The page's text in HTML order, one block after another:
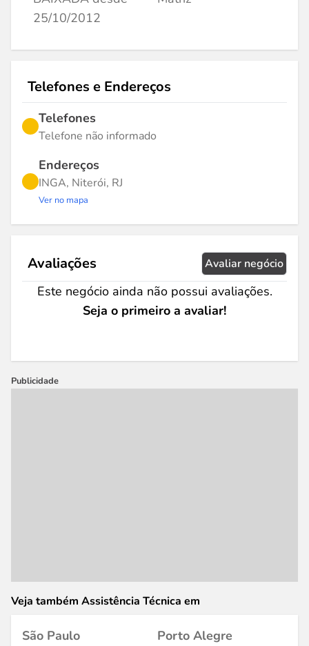
25/10/2012
Telefones e Endereços
Telefones
Telefone não informado
Endereços
INGA, Niterói, RJ
Ver no mapa
Avaliações Avaliar negócio
Este negócio ainda não possui avaliações.
Seja o primeiro a avaliar!
Publicidade
Veja também Assistência Técnica em
São Paulo
Porto Alegre